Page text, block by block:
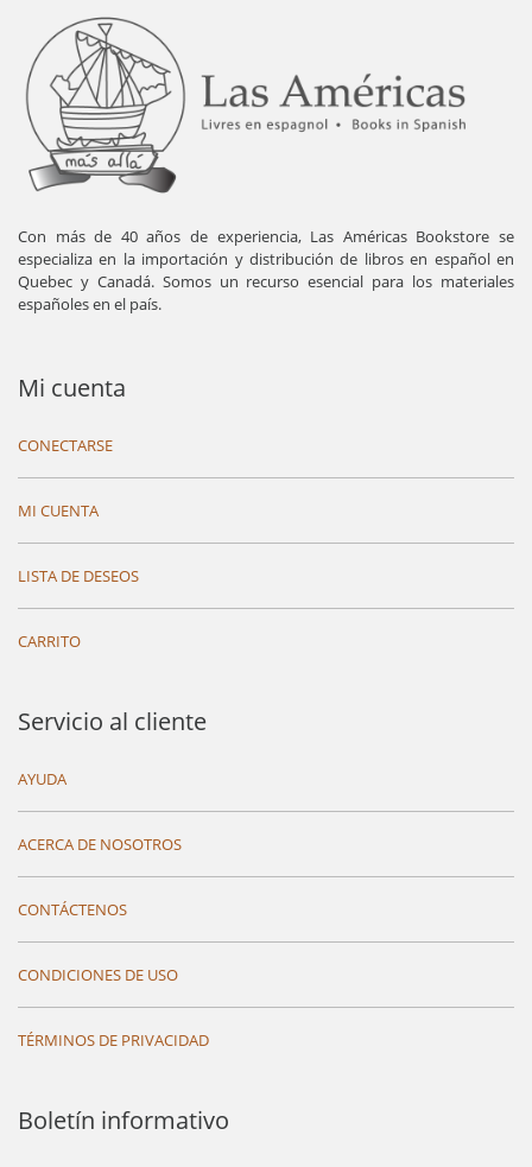
Con más de 40 años de experiencia, Las Américas Bookstore se
especializa en la importación y distribución de libros en español en
Quebec y Canadá. Somos un recurso esencial para los materiales
españoles en el país.
Mi cuenta
CONECTARSE
MI CUENTA
LISTA DE DESEOS
CARRITO
Servicio al cliente
AYUDA
ACERCA DE NOSOTROS
CONTÁCTENOS
CONDICIONES DE USO
TÉRMINOS DE PRIVACIDAD
Boletín informativo